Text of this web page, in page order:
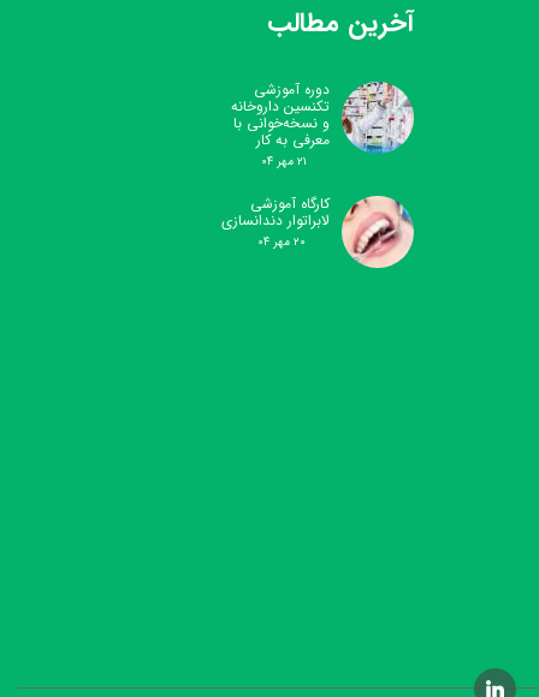
آخرین مطالب
دوره آموزشی
تکنسین داروخانه
و نسخه‌خوانی با
معرفی به کار
۲۱ مهر ۰۴
کارگاه آموزشی
لابراتوار دندانسازی
۲۰ مهر ۰۴